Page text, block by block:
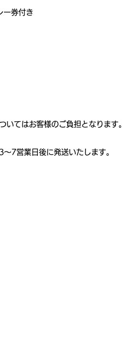
券付き
いてはお客様のご負担となります。
7営業日後に発送いたします。